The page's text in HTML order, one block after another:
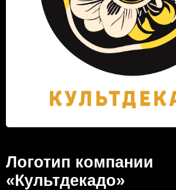
Логотип компании
«Культдекадо»